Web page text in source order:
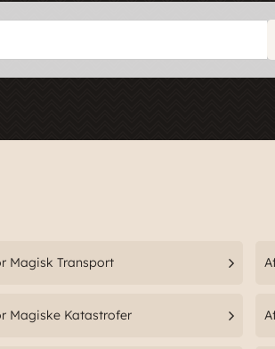
Magisk Transport
Magiske Katastrofer